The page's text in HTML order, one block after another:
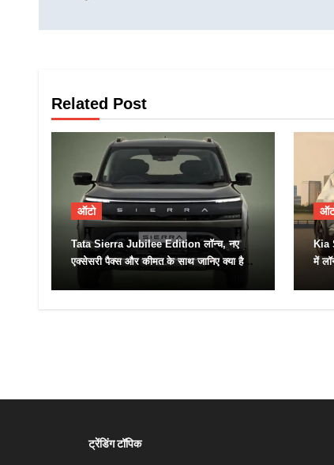
Related Post
ऑटो
Tata Sierra Jubilee Edition लॉन्च, नए
एक्सेसरी पैक्स और कीमत के साथ जानिए क्या है
Kia
में
ट्रेंडिंग टॉपिक